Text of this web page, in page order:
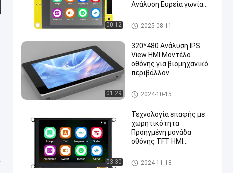
00:12
Ανάλυση Ευρεία γωνία
Ενότητα επίδειξης HMI
2025-08-11
01:29
320*480 Ανάλυση IPS
View HMI Μοντέλο
οθόνης για βιομηχανικό
περιβάλλον
Ενότητα επίδειξης HMI
2024-10-15
03:30
Τεχνολογία επαφής με
χωρητικότητα
Προηγμένη μονάδα
οθόνης TFT HMI
ανάλυση Pixel St7262
Τσιπ Driver
Ενότητα επίδειξης HMI
2024-11-18